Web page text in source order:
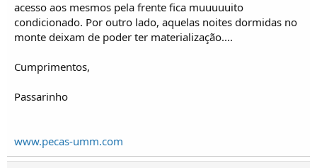
acesso aos mesmos pela frente fica muuuuuito
condicionado. Por outro lado, aquelas noites dormidas no
monte deixam de poder ter materialização....
Cumprimentos,
Passarinho
www.pecas-umm.com